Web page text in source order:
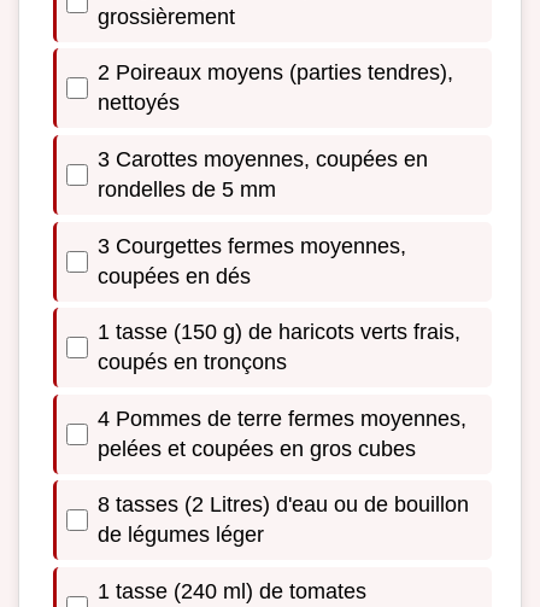
grossièrement
2 Poireaux moyens (parties tendres),
nettoyés
3 Carottes moyennes, coupées en
rondelles de 5 mm
3 Courgettes fermes moyennes,
coupées en dés
1 tasse (150 g) de haricots verts frais,
coupés en tronçons
4 Pommes de terre fermes moyennes,
pelées et coupées en gros cubes
8 tasses (2 Litres) d'eau ou de bouillon
de légumes léger
1 tasse (240 ml) de tomates